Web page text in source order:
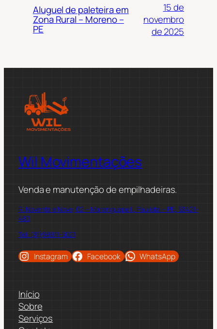
Aluguel de paleteira em
Zona Rural – Moreno –
PE
15 de
novembro
de 2025
Wil Movimentações
Venda e manutenção de empilhadeiras.
R. Noventa e Nove, 02 – Maranguape II, Paulista – PE, 53421-
480
Tel: (81)98811-5021
Instagram Facebook WhatsApp
Início
Sobre
Serviços